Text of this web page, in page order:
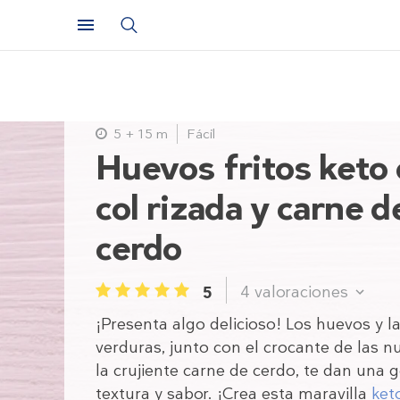
Huevos fritos keto
col rizada y carne
cerdo
1 2 3 4 5 5 4 valoraciones
¡Presenta algo delicioso! Los huevos y
verduras, junto con el crocante de las
la crujiente carne de cerdo, te dan una
textura y sabor. ¡Crea esta maravilla
5 + 15 m Fácil